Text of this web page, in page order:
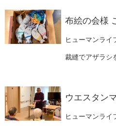
布絵の会様
ヒューマンライ
裁縫でアザラシ
ウエスタン
ヒューマンライ